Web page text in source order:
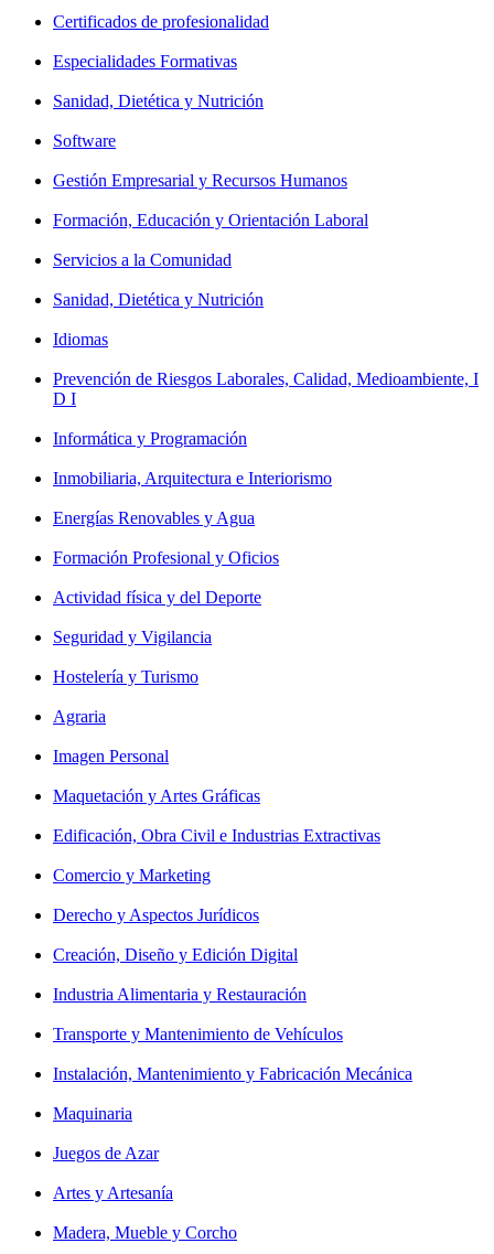
Certificados de profesionalidad
Especialidades Formativas
Sanidad, Dietética y Nutrición
Software
Gestión Empresarial y Recursos Humanos
Formación, Educación y Orientación Laboral
Servicios a la Comunidad
Sanidad, Dietética y Nutrición
Idiomas
Prevención de Riesgos Laborales, Calidad, Medioambiente, I
D I
Informática y Programación
Inmobiliaria, Arquitectura e Interiorismo
Energías Renovables y Agua
Formación Profesional y Oficios
Actividad física y del Deporte
Seguridad y Vigilancia
Hostelería y Turismo
Agraria
Imagen Personal
Maquetación y Artes Gráficas
Edificación, Obra Civil e Industrias Extractivas
Comercio y Marketing
Derecho y Aspectos Jurídicos
Creación, Diseño y Edición Digital
Industria Alimentaria y Restauración
Transporte y Mantenimiento de Vehículos
Instalación, Mantenimiento y Fabricación Mecánica
Maquinaria
Juegos de Azar
Artes y Artesanía
Madera, Mueble y Corcho